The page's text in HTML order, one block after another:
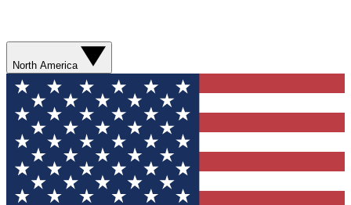
North America